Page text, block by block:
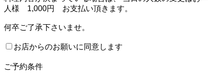
人様 1,000円 お支払い頂きます。
何卒ご了承下さいませ。
お店からのお願いに同意します
ご予約条件